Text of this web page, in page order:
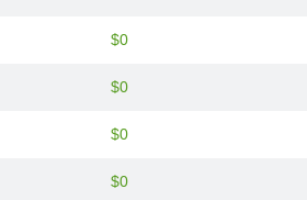
$0
$0
$0
$0